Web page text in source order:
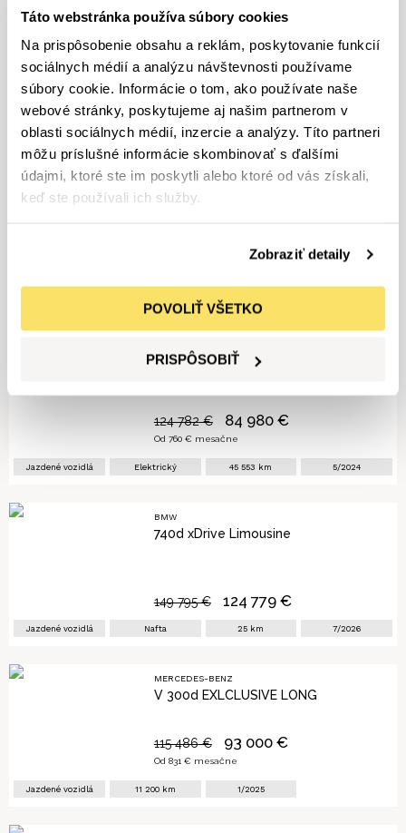
Táto webstránka používa súbory cookies
Na prispôsobenie obsahu a reklám, poskytovanie funkcií
sociálnych médií a analýzu návštevnosti používame
súbory cookie. Informácie o tom, ako používate naše
webové stránky, poskytujeme aj našim partnerom v
oblasti sociálnych médií, inzercie a analýzy. Títo partneri
môžu príslušné informácie skombinovať s ďalšími
údajmi, ktoré ste im poskytli alebo ktoré od vás získali,
keď ste používali ich služby.
Zobraziť detaily
POVOLIŤ VŠETKO
PRISPÔSOBIŤ
GLE 53 4MATIC+
54 980€ Od491€ mesačne
MERCEDES-AMG
Benzín 48 129km
MERCEDES-BENZ
EQE 500 4MATIC SUV
Jazdené vozidlá Elektrický 45 553 km 5/2024
124 782€ 84 980€
Od 760€ mesačne
BMW
740d xDrive Limousine
Jazdené vozidlá Nafta 25 km 7/2026
149 795€ 124 779€
MERCEDES-BENZ
V 300d EXLCLUSIVE LONG
Jazdené vozidlá 11 200km 1/2025
115 486€ 93 000€
Od 831€ mesačne